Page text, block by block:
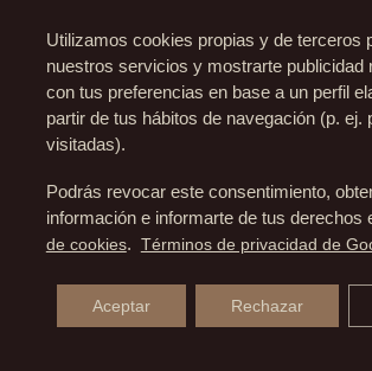
Utilizamos cookies propias y de terceros
nuestros servicios y mostrarte publicidad
con tus preferencias en base a un perfil
partir de tus hábitos de navegación (p. ej.
visitadas).
Podrás revocar este consentimiento,
información e informarte de tus derechos
de cookies. Términos de privacidad de
Aceptar Rechazar